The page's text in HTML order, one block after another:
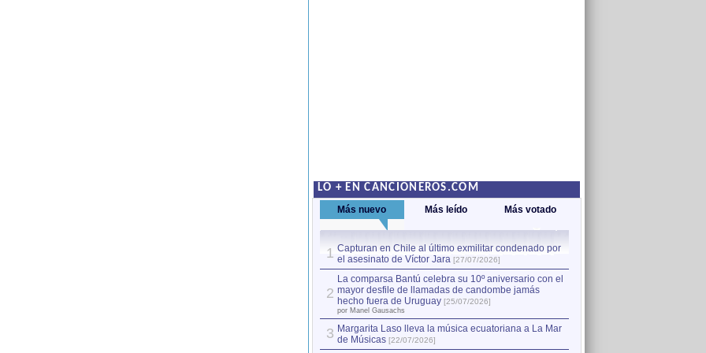
LO + EN CANCIONEROS.COM
Más nuevo Más leído Más votado
1 Capturan en Chile al último exmilitar condenado por
el asesinato de Víctor Jara [27/07/2026]
2
La comparsa Bantú celebra su 10º aniversario con el
mayor desfile de llamadas de candombe jamás
hecho fuera de Uruguay [25/07/2026]
por Manel Gausachs
3 Margarita Laso lleva la música ecuatoriana a La Mar
de Músicas [22/07/2026]